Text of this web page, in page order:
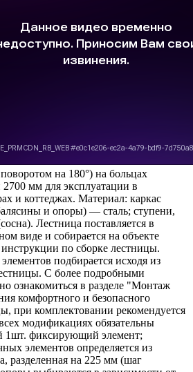
на 180°) на больцах
мм для эксплуатации в
и коттеджах. Материал: каркас
и опоры) — сталь; ступени,
Лестница поставляется в
виде и собирается на объекте
по сборке лестницы.
подбирается исходя из
С более подробными
ознакомиться в разделе "Монтаж
комфортного и безопасного
при комплектовании рекомендуется
модификациях обязательны
1шт. фиксирующий элемент;
элементов определяется из
разделенная на 225 мм (шаг